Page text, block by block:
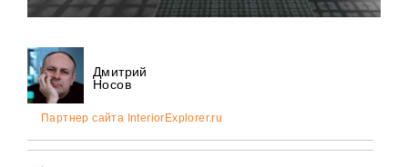
Дмитрий
Носов
Партнер сайта InteriorExplorer.ru